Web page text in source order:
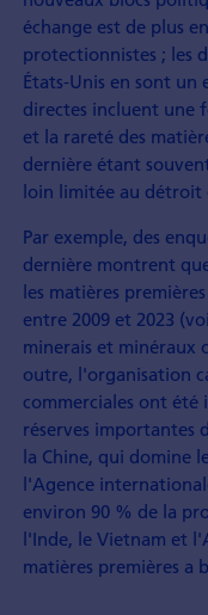
échange est de plus
protectionnistes ; les
États-Unis en sont un
directes incluent une
et la rareté des
dernière étant
loin limitée au détroit
Par exemple, des
dernière montrent
les matières
entre 2009 et 2023
minerais et minéraux
outre, l'organisation
commerciales ont été
réserves importantes
la Chine, qui domine
l'Agence
environ 90 % de la
l'Inde, le Vietnam et
matières premières a